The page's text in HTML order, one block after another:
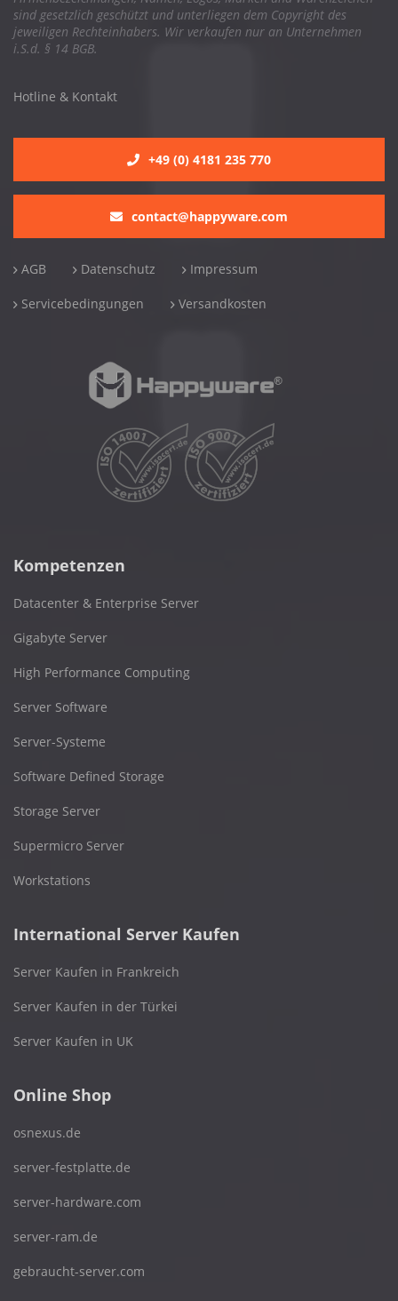
sind gesetzlich geschützt und unterliegen dem Copyright des
jeweiligen Rechteinhabers. Wir verkaufen nur an Unternehmen
i.S.d. § 14 BGB.
Hotline & Kontakt
+49 (0) 4181 235 770
contact@happyware.com
AGB Datenschutz Impressum
Servicebedingungen Versandkosten
Kompetenzen
Datacenter & Enterprise Server
Gigabyte Server
High Performance Computing
Server Software
Server-Systeme
Software Defined Storage
Storage Server
Supermicro Server
Workstations
International Server Kaufen
Server Kaufen in Frankreich
Server Kaufen in der Türkei
Server Kaufen in UK
Online Shop
osnexus.de
server-festplatte.de
server-hardware.com
server-ram.de
gebraucht-server.com